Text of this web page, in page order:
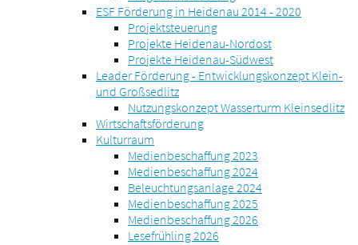
ESF Förderung in Heidenau 2014 - 2020
Projektsteuerung
Projekte Heidenau-Nordost
Projekte Heidenau-Südwest
Leader Förderung - Entwicklungskonzept Klein-
und Großsedlitz
Nutzungskonzept Wasserturm Kleinsedlitz
Wirtschaftsförderung
Kulturraum
Medienbeschaffung 2023
Medienbeschaffung 2024
Beleuchtungsanlage 2024
Medienbeschaffung 2025
Medienbeschaffung 2026
Lesefrühling 2026